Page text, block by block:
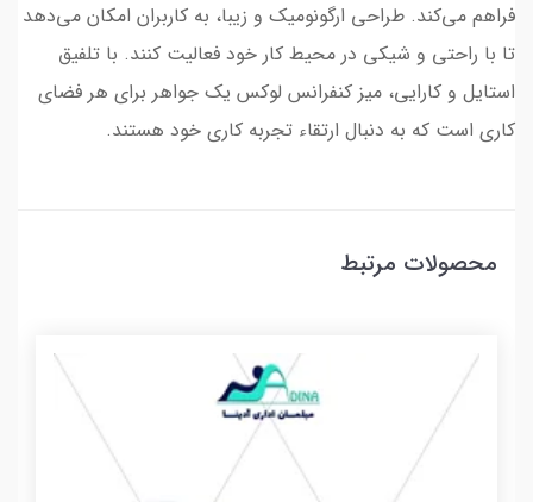
فراهم می‌کند. طراحی ارگونومیک و زیبا، به کاربران امکان می‌دهد
تا با راحتی و شیکی در محیط کار خود فعالیت کنند. با تلفیق
استایل و کارایی، میز کنفرانس لوکس یک جواهر برای هر فضای
کاری است که به دنبال ارتقاء تجربه کاری خود هستند.
محصولات مرتبط